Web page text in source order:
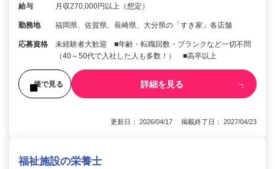
給与 月収270,000円以上（想定）
勤務地 福岡県、佐賀県、長崎県、大分県の「すき家」各店舗
応募資格
未経験者大歓迎 ■年齢・転職回数・ブランクなど一切不問
（40～50代で入社した人も多数！） ■高卒以上
後で見る 詳細を見る
更新日： 2026/04/17 掲載終了日： 2027/04/23
福祉施設の栄養士